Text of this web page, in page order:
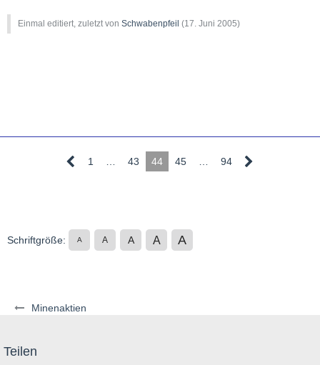
Minenaktien
Einmal editiert, zuletzt von Schwabenpfeil (17. Juni 2005)
1 43 44 45 94
Schriftgröße: A A A A A
Teilen